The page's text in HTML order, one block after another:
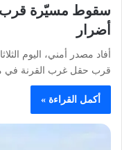
سقوط مسيّرة قرب
أضرار
قرب حقل غرب القرنة في
أكمل القراءة »